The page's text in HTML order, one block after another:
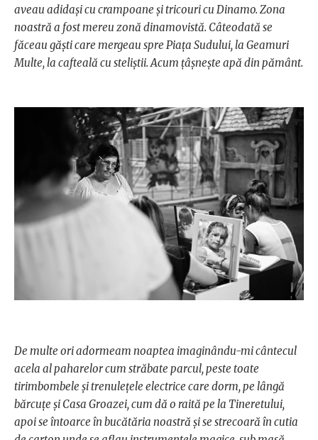
aveau adidași cu crampoane și tricouri cu Dinamo. Zona
noastră a fost mereu zonă dinamovistă. Câteodată se
făceau găști care mergeau spre Piața Sudului, la Geamuri
Multe, la cafteală cu steliștii. Acum țâșnește apă din pământ.
De multe ori adormeam noaptea imaginându-mi cântecul
acela al paharelor cum străbate parcul, peste toate
tirimbombele și trenulețele electrice care dorm, pe lângă
bărcuțe și Casa Groazei, cum dă o raită pe la Tineretului,
apoi se întoarce în bucătăria noastră și se strecoară în cutia